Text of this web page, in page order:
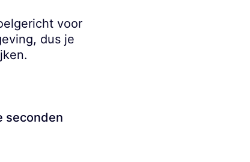
voor
dus je
seconden